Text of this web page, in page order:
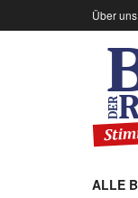
Über uns
ALLE